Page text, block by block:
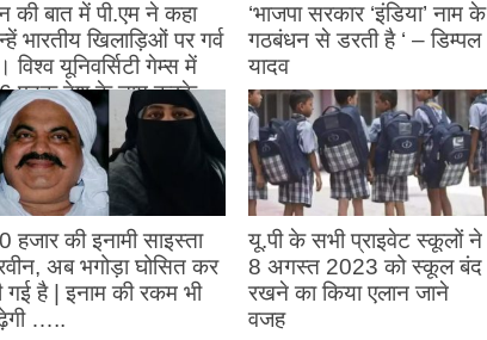
की बात में पी.एम ने कहा
भारतीय खिलाड़िओं पर गर्व
विश्व यूनिवर्सिटी गेम्स में
पदक देश के नाम करके
देश का नाम रोशन किया
August 27, 2023
‘भाजपा सरकार ‘इंडिया’ नाम के
गठबंधन से डरती है ‘ – डिम्पल
यादव
August 26, 2023
हजार की इनामी साइस्ता
अब भगोड़ा घोसित कर
गई है | इनाम की रकम भी
…..
यू.पी के सभी प्राइवेट स्कूलों ने
8 अगस्त 2023 को स्कूल बंद
रखने का किया एलान जाने
वजह